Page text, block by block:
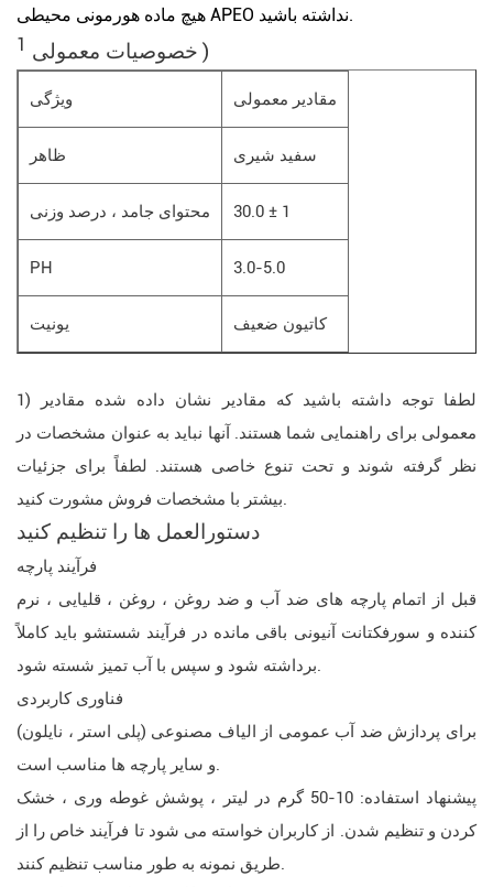
هیچ ماده هورمونی محیطی APEO نداشته باشید.
خصوصیات معمولی )
ویژگی مقادیر معمولی
ظاهر سفید شیری
محتوای جامد ، درصد وزنی 30.0 ± 1
PH 3.0-5.0
یونیت کاتیون ضعیف
1) لطفا توجه داشته باشید که مقادیر نشان داده شده مقادیر
معمولی برای راهنمایی شما هستند. آنها نباید به عنوان مشخصات در
نظر گرفته شوند و تحت تنوع خاصی هستند. لطفاً برای جزئیات
بیشتر با مشخصات فروش مشورت کنید.
دستورالعمل ها را تنظیم کنید
فرآیند پارچه
قبل از اتمام پارچه های ضد آب و ضد روغن ، روغن ، قلیایی ، نرم
کننده و سورفکتانت آنیونی باقی مانده در فرآیند شستشو باید کاملاً
برداشته شود و سپس با آب تمیز شسته شود.
فناوری کاربردی
برای پردازش ضد آب عمومی از الیاف مصنوعی (پلی استر ، نایلون)
و سایر پارچه ها مناسب است.
پیشنهاد استفاده: 10-50 گرم در لیتر ، پوشش غوطه وری ، خشک
کردن و تنظیم شدن. از کاربران خواسته می شود تا فرآیند خاص را از
طریق نمونه به طور مناسب تنظیم کنند.